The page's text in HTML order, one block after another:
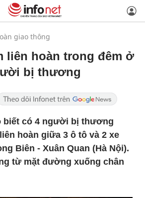
giao thông
liên hoàn trong đêm ở
bị thương
biết có 4 người bị thương
hoàn giữa 3 ô tô và 2 xe
Biên - Xuân Quan (Hà Nội).
từ mặt đường xuống chân